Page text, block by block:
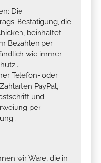
Die
Bestätigung, die
beinhaltet
Bezahlen per
wie immer
Telefon- oder
PayPal,
und
per
.
wir Ware, die in